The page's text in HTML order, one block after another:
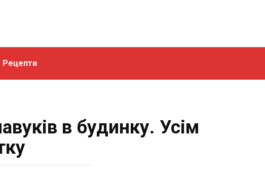
Рецепти
в будинку. Усім